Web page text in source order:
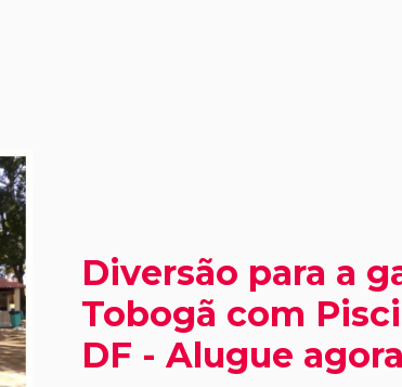
Diversão para a
Tobogã com
DF - Alugue